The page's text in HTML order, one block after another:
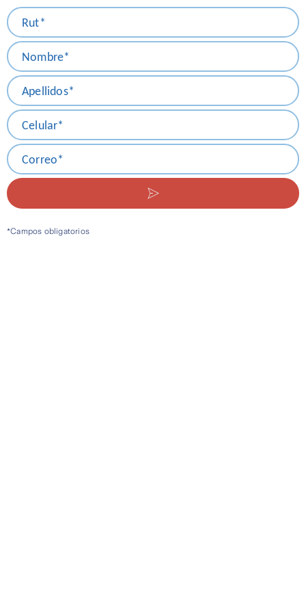
Rut*
Nombre*
Apellidos*
Celular*
Correo*
*Campos obligatorios